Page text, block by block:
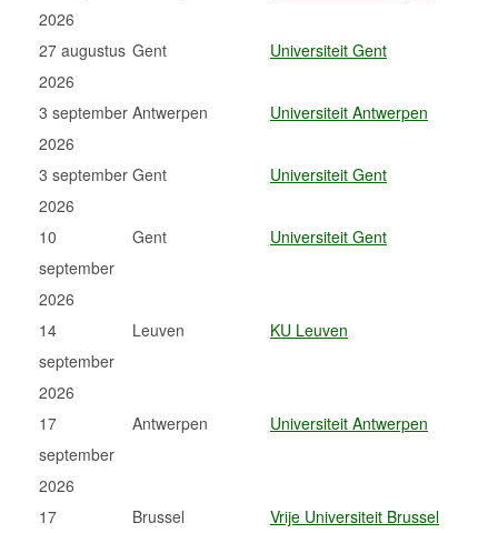
2026
27 augustus
2026
Gent Universiteit Gent
3 september
2026
Antwerpen Universiteit Antwerpen
3 september
2026
Gent Universiteit Gent
10
september
2026
Gent Universiteit Gent
14
september
2026
Leuven KU Leuven
17
september
2026
Antwerpen Universiteit Antwerpen
17
Brussel Vrije Universiteit Brussel